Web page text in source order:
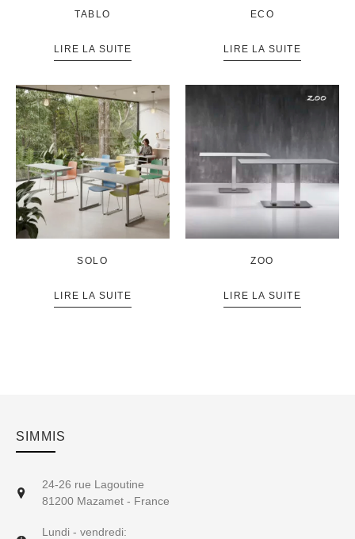
TABLO
LIRE LA SUITE
ECO
LIRE LA SUITE
SOLO
LIRE LA SUITE
ZOO
LIRE LA SUITE
SIMMIS
24-26 rue Lagoutine
81200 Mazamet - France
Lundi - vendredi: